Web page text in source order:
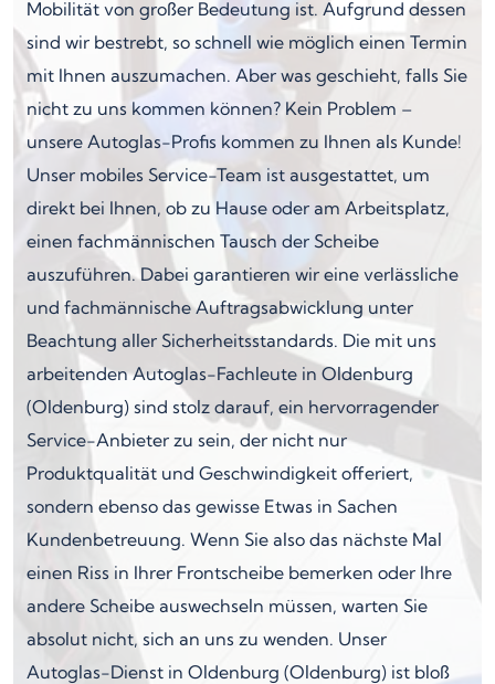
Mobilität von großer Bedeutung ist. Aufgrund dessen
sind wir bestrebt, so schnell wie möglich einen Termin
mit Ihnen auszumachen. Aber was geschieht, falls Sie
nicht zu uns kommen können? Kein Problem –
unsere Autoglas-Profis kommen zu Ihnen als Kunde!
Unser mobiles Service-Team ist ausgestattet, um
direkt bei Ihnen, ob zu Hause oder am Arbeitsplatz,
einen fachmännischen Tausch der Scheibe
auszuführen. Dabei garantieren wir eine verlässliche
und fachmännische Auftragsabwicklung unter
Beachtung aller Sicherheitsstandards. Die mit uns
arbeitenden Autoglas-Fachleute in Oldenburg
(Oldenburg) sind stolz darauf, ein hervorragender
Service-Anbieter zu sein, der nicht nur
Produktqualität und Geschwindigkeit offeriert,
sondern ebenso das gewisse Etwas in Sachen
Kundenbetreuung. Wenn Sie also das nächste Mal
einen Riss in Ihrer Frontscheibe bemerken oder Ihre
andere Scheibe auswechseln müssen, warten Sie
absolut nicht, sich an uns zu wenden. Unser
Autoglas-Dienst in Oldenburg (Oldenburg) ist bloß